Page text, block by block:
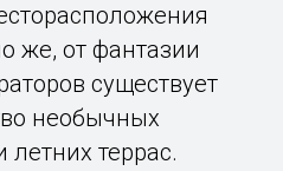
же, от фантазии
существует
необычных
террас.